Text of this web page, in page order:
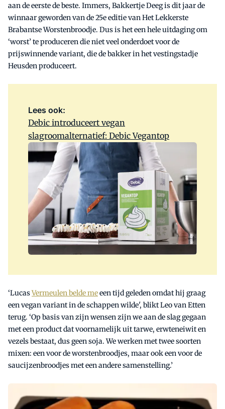
aan de eerste de beste. Immers, Bakkertje Deeg is dit jaar de
winnaar geworden van de 25e editie van Het Lekkerste
Brabantse Worstenbroodje. Dus is het een hele uitdaging om
‘worst’ te produceren die niet veel onderdoet voor de
prijswinnende variant, die de bakker in het vestingstadje
Heusden produceert.
Lees ook:
Debic introduceert vegan
slagroomalternatief: Debic Vegantop
‘LucasVermeulen belde meeen tijd geleden omdat hij graag
een vegan variant in de schappen wilde', blikt Leo van Etten
terug. ‘Op basis van zijn wensen zijn we aan de slag gegaan
met een product dat voornamelijk uit tarwe, erwteneiwit en
vezels bestaat, dus geen soja. We werken met twee soorten
mixen: een voor de worstenbroodjes, maar ook een voor de
saucijzenbroodjes met een andere samenstelling.’